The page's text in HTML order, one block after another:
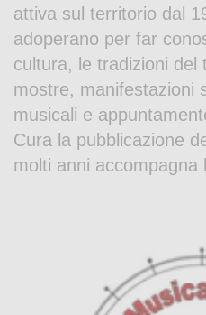
attiva sul territorio dal
adoperano per far
cultura, le tradizioni del
mostre, manifestazioni
musicali e
Cura la pubblicazione
molti anni accompagna